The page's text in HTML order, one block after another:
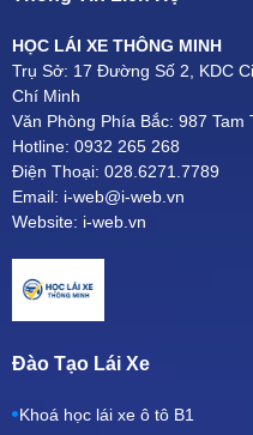
HỌC LÁI XE THÔNG MINH
Trụ Sở: 17 Đường Số 2, KDC
Chí Minh
Văn Phòng Phía Bắc: 987 Tam
Hotline: 0932 265 268
Điện Thoại: 028.6271.7789
Email: i-web@i-web.vn
Website: i-web.vn
Đào Tạo Lái Xe
Khoá học lái xe ô tô B1